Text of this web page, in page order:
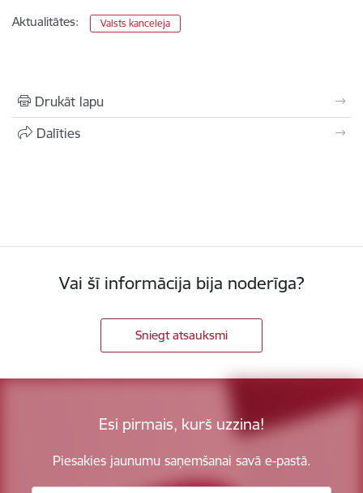
Aktualitātes: Valsts kanceleja
Drukāt lapu
Dalīties
Vai šī informācija bija noderīga?
Sniegt atsauksmi
Esi pirmais, kurš uzzina!
Piesakies jaunumu saņemšanai savā e-pastā.